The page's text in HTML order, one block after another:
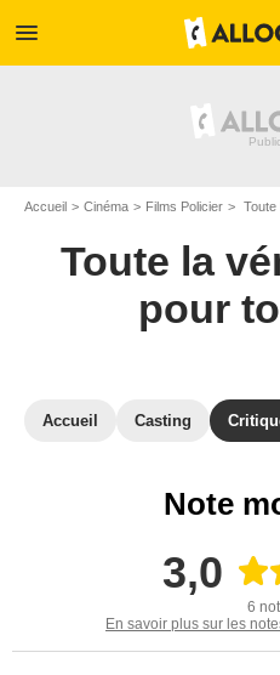
menu
Accueil Cinéma Films Policier Toute
Toute la
pour
Accueil Casting
Note
3,0
6
En savoir plus sur les